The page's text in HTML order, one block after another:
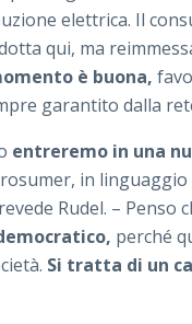
elettrica. Il
qui, ma
è buona,
garantito dalla
entreremo in una
in
Rudel. – Penso
perché
Si tratta di un